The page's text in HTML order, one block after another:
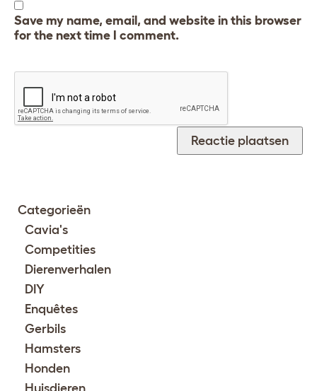
Save my name, email, and website in this browser
for the next time I comment.
Categorieën
Cavia's
Competities
Dierenverhalen
DIY
Enquêtes
Gerbils
Hamsters
Honden